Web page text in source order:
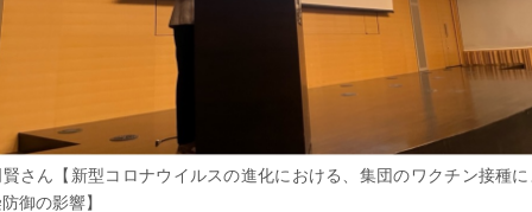
さん【新型コロナウイルスの進化における、集団のワクチン接種
御の影響】